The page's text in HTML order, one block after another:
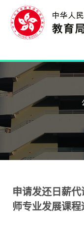
申请发还日薪
师专业发展课